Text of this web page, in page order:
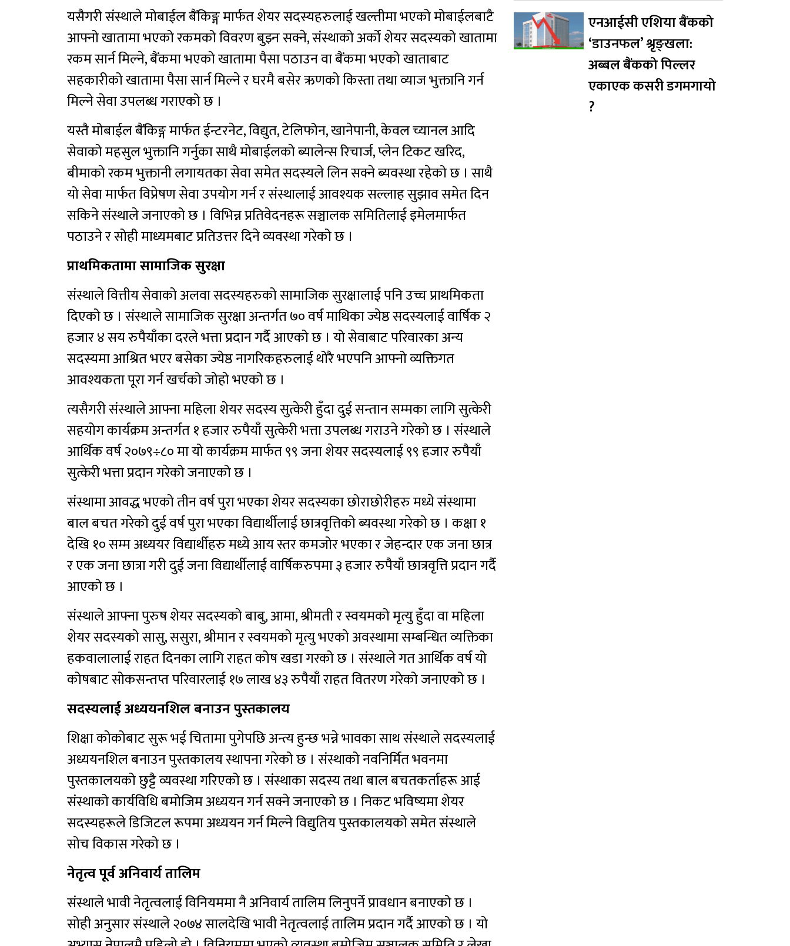
यसैगरी संस्थाले मोबाईल बैंकिङ्ग मार्फत शेयर सदस्यहरुलाई खल्तीमा भएको मोबाईलबाटै
आफ्नो खातामा भएको रकमको विवरण बुझ्न सक्ने, संस्थाको अर्को शेयर सदस्यको खातामा
रकम सार्न मिल्ने, बैंकमा भएको खातामा पैसा पठाउन वा बैंकमा भएको खाताबाट
सहकारीको खातामा पैसा सार्न मिल्ने र घरमै बसेर ऋणको किस्ता तथा व्याज भुक्तानि गर्न
मिल्ने सेवा उपलब्ध गराएको छ ।
यस्तै मोबाईल बैंकिङ्ग मार्फत ईन्टरनेट, विद्युत, टेलिफोन, खानेपानी, केवल च्यानल आदि
सेवाको महसुल भुक्तानि गर्नुका साथै मोबाईलको ब्यालेन्स रिचार्ज, प्लेन टिकट खरिद,
बीमाको रकम भुक्तानी लगायतका सेवा समेत सदस्यले लिन सक्ने ब्यवस्था रहेको छ । साथै
यो सेवा मार्फत विप्रेषण सेवा उपयोग गर्न र संस्थालाई आवश्यक सल्लाह सुझाव समेत दिन
सकिने संस्थाले जनाएको छ । विभिन्न प्रतिवेदनहरू सञ्चालक समितिलाई इमेलमार्फत
पठाउने र सोही माध्यमबाट प्रतिउत्तर दिने व्यवस्था गरेको छ ।
प्राथमिकतामा सामाजिक सुरक्षा
संस्थाले वित्तीय सेवाको अलवा सदस्यहरुको सामाजिक सुरक्षालाई पनि उच्च प्राथमिकता
दिएको छ । संस्थाले सामाजिक सुरक्षा अन्तर्गत ७० वर्ष माथिका ज्येष्ठ सदस्यलाई वार्षिक २
हजार ४ सय रुपैयाँका दरले भत्ता प्रदान गर्दै आएको छ । यो सेवाबाट परिवारका अन्य
सदस्यमा आश्रित भएर बसेका ज्येष्ठ नागरिकहरुलाई थोरै भएपनि आफ्नो व्यक्तिगत
आवश्यकता पूरा गर्न खर्चको जोहो भएको छ ।
त्यसैगरी संस्थाले आफ्ना महिला शेयर सदस्य सुत्केरी हुँदा दुई सन्तान सम्मका लागि सुत्केरी
सहयोग कार्यक्रम अन्तर्गत १ हजार रुपैयाँ सुत्केरी भत्ता उपलब्ध गराउने गरेको छ । संस्थाले
आर्थिक वर्ष २०७९÷८० मा यो कार्यक्रम मार्फत ९९ जना शेयर सदस्यलाई ९९ हजार रुपैयाँ
सुत्केरी भत्ता प्रदान गरेको जनाएको छ ।
संस्थामा आवद्ध भएको तीन वर्ष पुरा भएका शेयर सदस्यका छोराछोरीहरु मध्ये संस्थामा
बाल बचत गरेको दुई वर्ष पुरा भएका विद्यार्थीलाई छात्रवृत्तिको ब्यवस्था गरेको छ । कक्षा १
देखि १० सम्म अध्ययर विद्यार्थीहरु मध्ये आय स्तर कमजोर भएका र जेहन्दार एक जना छात्र
र एक जना छात्रा गरी दुई जना विद्यार्थीलाई वार्षिकरुपमा ३ हजार रुपैयाँ छात्रवृत्ति प्रदान गर्दै
आएको छ ।
संस्थाले आफ्ना पुरुष शेयर सदस्यको बाबु, आमा, श्रीमती र स्वयमको मृत्यु हुँदा वा महिला
शेयर सदस्यको सासु, ससुरा, श्रीमान र स्वयमको मृत्यु भएको अवस्थामा सम्बन्धित व्यक्तिका
हकवालालाई राहत दिनका लागि राहत कोष खडा गरको छ । संस्थाले गत आर्थिक वर्ष यो
कोषबाट सोकसन्तप्त परिवारलाई १७ लाख ४३ रुपैयाँ राहत वितरण गरेको जनाएको छ ।
सदस्यलाई अध्ययनशिल बनाउन पुस्तकालय
शिक्षा कोकोबाट सुरू भई चितामा पुगेपछि अन्त्य हुन्छ भन्ने भावका साथ संस्थाले सदस्यलाई
अध्ययनशिल बनाउन पुस्तकालय स्थापना गरेको छ । संस्थाको नवनिर्मित भवनमा
पुस्तकालयको छुट्टै व्यवस्था गरिएको छ । संस्थाका सदस्य तथा बाल बचतकर्ताहरू आई
संस्थाको कार्यविधि बमोजिम अध्ययन गर्न सक्ने जनाएको छ । निकट भविष्यमा शेयर
सदस्यहरूले डिजिटल रूपमा अध्ययन गर्न मिल्ने विद्युतिय पुस्तकालयको समेत संस्थाले
सोच विकास गरेको छ ।
नेतृत्व पूर्व अनिवार्य तालिम
संस्थाले भावी नेतृत्वलाई विनियममा नै अनिवार्य तालिम लिनुपर्ने प्रावधान बनाएको छ ।
सोही अनुसार संस्थाले २०७४ सालदेखि भावी नेतृत्वलाई तालिम प्रदान गर्दै आएको छ । यो
एनआईसी एशिया बैंकको
‘डाउनफल’ श्रृङ्खला:
अब्बल बैंकको पिल्लर
एकाएक कसरी डगमगायो
?